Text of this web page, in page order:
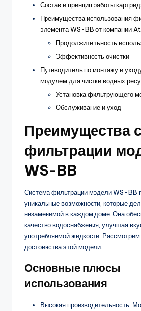
Состав и принцип работы
Преимущества использования
элемента WS-BB от компании
Продолжительность
Эффективность очистки
Путеводитель по монтажу и
модулем для чистки водных
Установка фильтрующего
Обслуживание и уход
Преимущества
фильтрации
WS-BB
Система фильтрации модели WS-BB
уникальные возможности, которые
незаменимой в каждом доме. Она
качество водоснабжения, улучшая
употребляемой жидкости.
достоинства этой модели.
Основные плюсы
использования
Высокая производительность: